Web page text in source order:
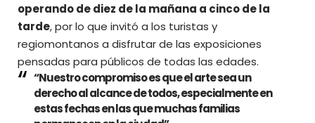
operando de diez de la mañana a cinco de la
tarde, por lo que invitó a los turistas y
regiomontanos a disfrutar de las exposiciones
pensadas para públicos de todas las edades.
“Nuestro compromiso es que el arte sea un
derecho al alcance de todos, especialmente en
estas fechas en las que muchas familias